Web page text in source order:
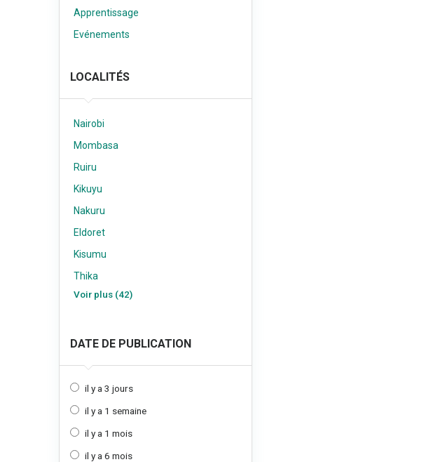
Apprentissage
Evénements
LOCALITÉS
Nairobi
Mombasa
Ruiru
Kikuyu
Nakuru
Eldoret
Kisumu
Thika
Voir plus (42)
DATE DE PUBLICATION
il y a 3 jours
il y a 1 semaine
il y a 1 mois
il y a 6 mois